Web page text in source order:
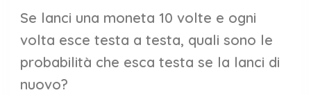
Se lanci una moneta 10 volte e ogni
volta esce testa a testa, quali sono le
probabilità che esca testa se la lanci di
nuovo?